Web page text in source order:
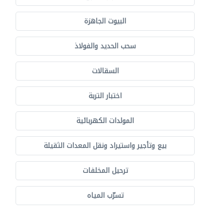
البيوت الجاهزة
سحب الحديد والفولاذ
السقالات
اختبار التربة
المولدات الكهربائية
بيع وتأجير واستيراد ونقل المعدات الثقيلة
ترحيل المخلفات
تسرّب المياه